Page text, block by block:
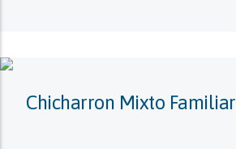
Chicharron Mixto Familiar